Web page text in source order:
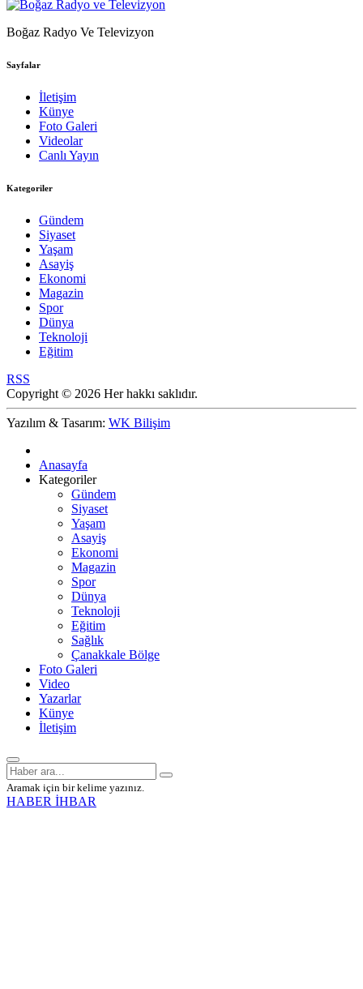
Boğaz Radyo Ve Televizyon
Sayfalar
İletişim
Künye
Foto Galeri
Videolar
Canlı Yayın
Kategoriler
Gündem
Siyaset
Yaşam
Asayiş
Ekonomi
Magazin
Spor
Dünya
Teknoloji
Eğitim
RSS
Copyright © 2026 Her hakkı saklıdır.
Yazılım & Tasarım: WK Bilişim
Anasayfa
Kategoriler
Gündem
Siyaset
Yaşam
Asayiş
Ekonomi
Magazin
Spor
Dünya
Teknoloji
Eğitim
Sağlık
Çanakkale Bölge
Foto Galeri
Video
Yazarlar
Künye
İletişim
Aramak için bir kelime yazınız.
HABER İHBAR